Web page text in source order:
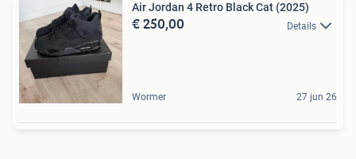
Air Jordan 4 Retro Black Cat (2025)
€ 250,00 Details
Wormer 27 jun 26